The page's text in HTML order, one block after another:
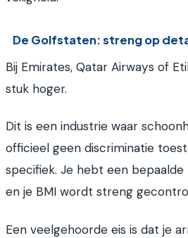
De Golfstaten: streng op
Bij Emirates, Qatar Airways of
stuk hoger.
Dit is een industrie waar
officieel geen discriminatie
specifiek. Je hebt een
en je BMI wordt streng
Een veelgehoorde eis is dat je